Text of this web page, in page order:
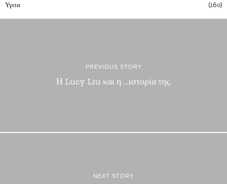
Υγεια 160
PREVIOUS STORY
Η Lucy Liu και η …ιστορία της.
NEXT STORY